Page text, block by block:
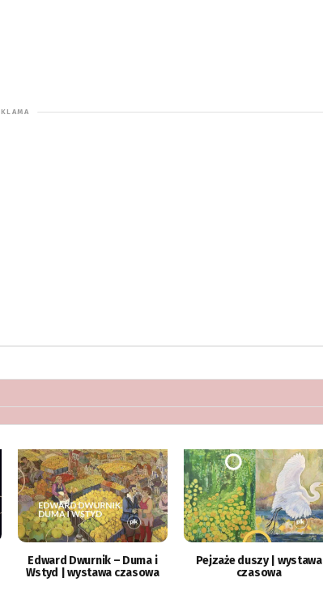
Edward Dwurnik – Duma i
Wstyd | wystawa czasowa
Pejzaże duszy | wystawa
czasowa